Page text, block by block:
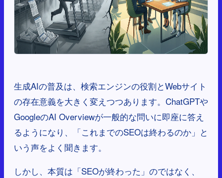
生成AIの普及は、検索エンジンの役割とWebサイト
の存在意義を大きく変えつつあります。ChatGPTや
GoogleのAI Overviewが一般的な問いに即座に答え
るようになり、「これまでのSEOは終わるのか」と
いう声をよく聞きます。
しかし、本質は「SEOが終わった」のではなく、